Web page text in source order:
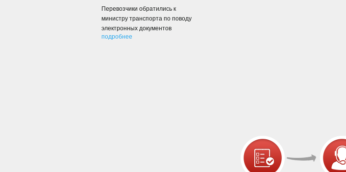
Перевозчики обратились к
министру транспорта по поводу
электронных документов
подробнее